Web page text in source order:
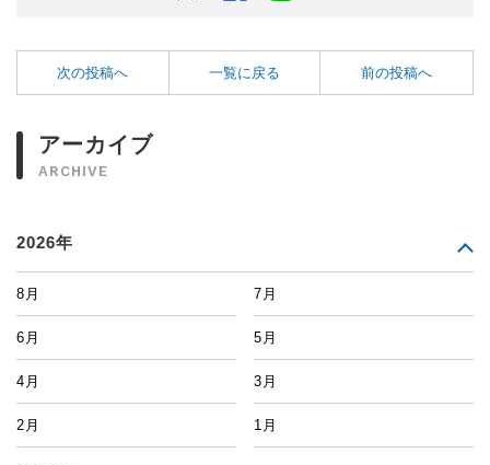
次の投稿へ 一覧に戻る 前の投稿へ
アーカイブ
ARCHIVE
2026年
8月 7月
6月 5月
4月 3月
2月 1月